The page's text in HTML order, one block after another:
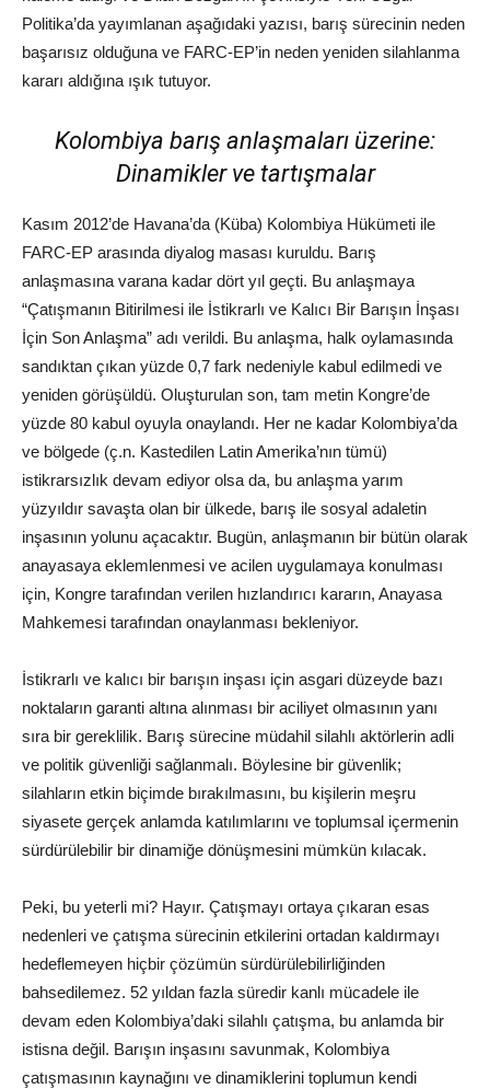
Politika’da yayımlanan aşağıdaki yazısı, barış sürecinin neden
başarısız olduğuna ve FARC-EP’in neden yeniden silahlanma
kararı aldığına ışık tutuyor.
Kolombiya barış anlaşmaları üzerine:
Dinamikler ve tartışmalar
Kasım 2012’de Havana’da (Küba) Kolombiya Hükümeti ile
FARC-EP arasında diyalog masası kuruldu. Barış
anlaşmasına varana kadar dört yıl geçti. Bu anlaşmaya
“Çatışmanın Bitirilmesi ile İstikrarlı ve Kalıcı Bir Barışın İnşası
İçin Son Anlaşma” adı verildi. Bu anlaşma, halk oylamasında
sandıktan çıkan yüzde 0,7 fark nedeniyle kabul edilmedi ve
yeniden görüşüldü. Oluşturulan son, tam metin Kongre’de
yüzde 80 kabul oyuyla onaylandı. Her ne kadar Kolombiya’da
ve bölgede (ç.n. Kastedilen Latin Amerika’nın tümü)
istikrarsızlık devam ediyor olsa da, bu anlaşma yarım
yüzyıldır savaşta olan bir ülkede, barış ile sosyal adaletin
inşasının yolunu açacaktır. Bugün, anlaşmanın bir bütün olarak
anayasaya eklemlenmesi ve acilen uygulamaya konulması
için, Kongre tarafından verilen hızlandırıcı kararın, Anayasa
Mahkemesi tarafından onaylanması bekleniyor.
İstikrarlı ve kalıcı bir barışın inşası için asgari düzeyde bazı
noktaların garanti altına alınması bir aciliyet olmasının yanı
sıra bir gereklilik. Barış sürecine müdahil silahlı aktörlerin adli
ve politik güvenliği sağlanmalı. Böylesine bir güvenlik;
silahların etkin biçimde bırakılmasını, bu kişilerin meşru
siyasete gerçek anlamda katılımlarını ve toplumsal içermenin
sürdürülebilir bir dinamiğe dönüşmesini mümkün kılacak.
Peki, bu yeterli mi? Hayır. Çatışmayı ortaya çıkaran esas
nedenleri ve çatışma sürecinin etkilerini ortadan kaldırmayı
hedeflemeyen hiçbir çözümün sürdürülebilirliğinden
bahsedilemez. 52 yıldan fazla süredir kanlı mücadele ile
devam eden Kolombiya’daki silahlı çatışma, bu anlamda bir
istisna değil. Barışın inşasını savunmak, Kolombiya
çatışmasının kaynağını ve dinamiklerini toplumun kendi